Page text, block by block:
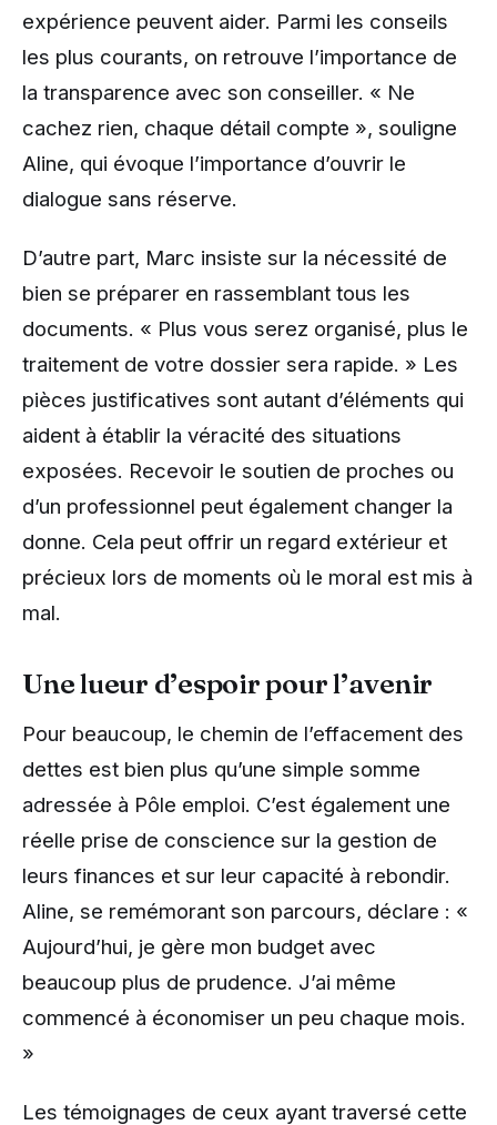
expérience peuvent aider. Parmi les conseils
les plus courants, on retrouve l’importance de
la transparence avec son conseiller. « Ne
cachez rien, chaque détail compte », souligne
Aline, qui évoque l’importance d’ouvrir le
dialogue sans réserve.
D’autre part, Marc insiste sur la nécessité de
bien se préparer en rassemblant tous les
documents. « Plus vous serez organisé, plus le
traitement de votre dossier sera rapide. » Les
pièces justificatives sont autant d’éléments qui
aident à établir la véracité des situations
exposées. Recevoir le soutien de proches ou
d’un professionnel peut également changer la
donne. Cela peut offrir un regard extérieur et
précieux lors de moments où le moral est mis à
mal.
Une lueur d’espoir pour l’avenir
Pour beaucoup, le chemin de l’effacement des
dettes est bien plus qu’une simple somme
adressée à Pôle emploi. C’est également une
réelle prise de conscience sur la gestion de
leurs finances et sur leur capacité à rebondir.
Aline, se remémorant son parcours, déclare : «
Aujourd’hui, je gère mon budget avec
beaucoup plus de prudence. J’ai même
commencé à économiser un peu chaque mois.
»
Les témoignages de ceux ayant traversé cette